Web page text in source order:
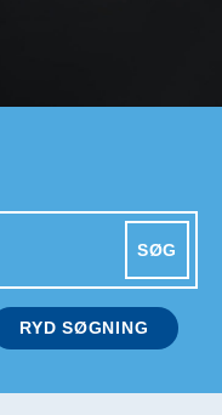
SØG
RYD SØGNING